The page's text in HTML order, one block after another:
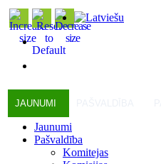
JAUNUMI
Jaunumi
Pašvaldība
Komitejas